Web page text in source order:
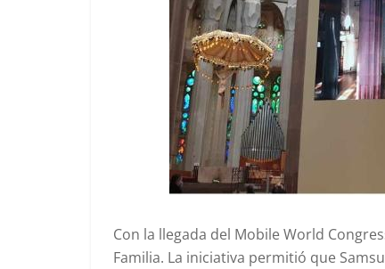
Con la llegada del Mobile World
Familia. La iniciativa permitió que